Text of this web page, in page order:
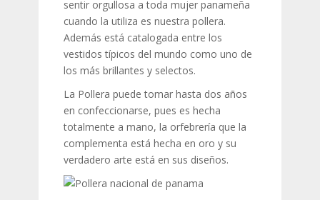
sentir orgullosa a toda mujer panameña
cuando la utiliza es nuestra pollera.
Además está catalogada entre los
vestidos típicos del mundo como uno de
los más brillantes y selectos.
La Pollera puede tomar hasta dos años
en confeccionarse, pues es hecha
totalmente a mano, la orfebrería que la
complementa está hecha en oro y su
verdadero arte está en sus diseños.